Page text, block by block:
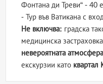
Фонтана ди Треви“ - 40
- Тур във Ватикана с
Не включва: градска
медицинска
невероятната
екскурзии като квартал